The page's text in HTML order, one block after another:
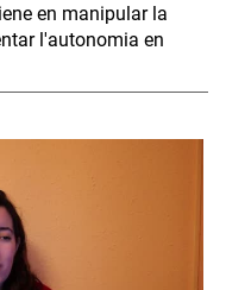
en manipular la
l'autonomia en